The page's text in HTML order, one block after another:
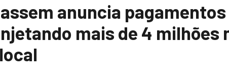
anuncia pagamentos
mais de 4 milhões